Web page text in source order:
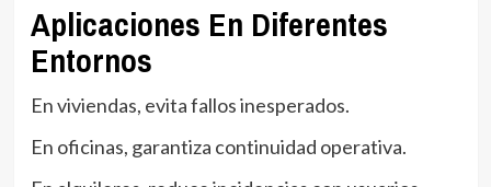
Aplicaciones En Diferentes
Entornos
En viviendas, evita fallos inesperados.
En oficinas, garantiza continuidad operativa.